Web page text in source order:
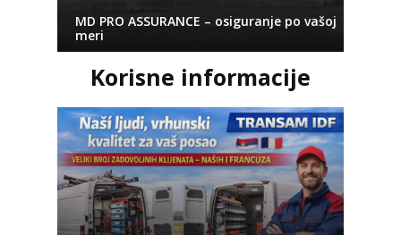
MD PRO ASSURANCE – osiguranje po vašoj
meri
Korisne informacije